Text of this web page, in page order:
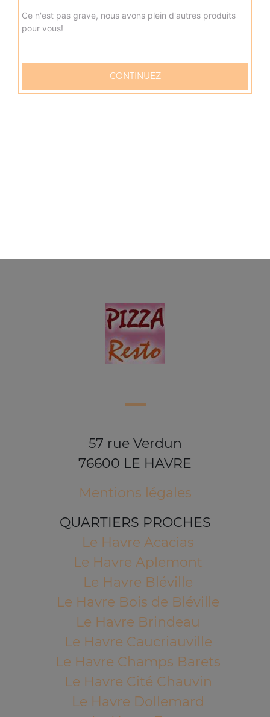
Petite portion de frites
Grande portion de frites
57 rue Verdun
76600 LE HAVRE
Mentions légales
QUARTIERS PROCHES
Le Havre Acacias
Le Havre Aplemont
Le Havre Bléville
Le Havre Bois de Bléville
Le Havre Brindeau
Le Havre Caucriauville
Le Havre Champs Barets
Le Havre Cité Chauvin
Le Havre Dollemard
Ce n'est pas grave, nous avons plein d'autres produits
pour vous!
CONTINUEZ